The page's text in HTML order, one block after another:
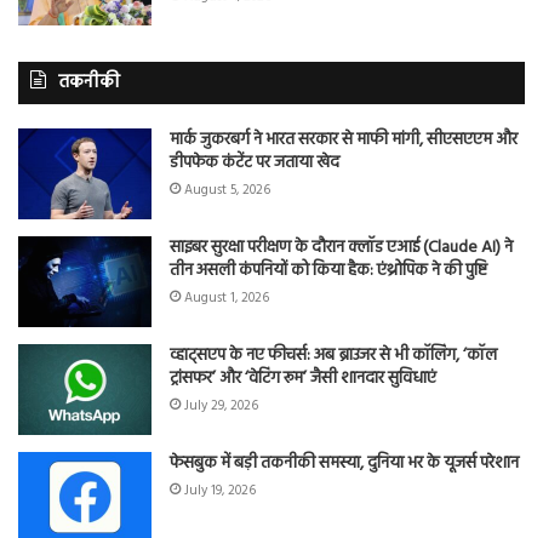
तकनीकी
मार्क जुकरबर्ग ने भारत सरकार से माफी मांगी, सीएसएएम और
डीपफेक कंटेंट पर जताया खेद
August 5, 2026
साइबर सुरक्षा परीक्षण के दौरान क्लॉड एआई (Claude AI) ने
तीन असली कंपनियों को किया हैक: एंथ्रोपिक ने की पुष्टि
August 1, 2026
व्हाट्सएप के नए फीचर्स: अब ब्राउजर से भी कॉलिंग, ‘कॉल
ट्रांसफर’ और ‘वेटिंग रूम’ जैसी शानदार सुविधाएं
July 29, 2026
फेसबुक में बड़ी तकनीकी समस्या, दुनिया भर के यूजर्स परेशान
July 19, 2026